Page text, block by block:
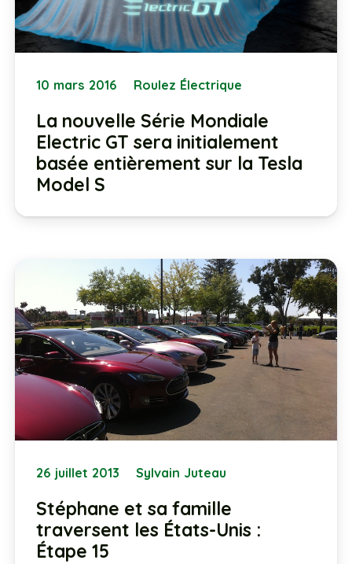
10 mars 2016 Roulez Électrique
La nouvelle Série Mondiale
Electric GT sera initialement
basée entièrement sur la Tesla
Model S
26 juillet 2013 Sylvain Juteau
Stéphane et sa famille
traversent les États-Unis :
Étape 15